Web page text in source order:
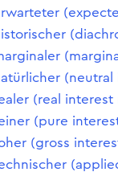
(real interest
(pure
(gross